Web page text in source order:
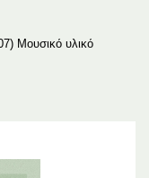
Μουσικό υλικό